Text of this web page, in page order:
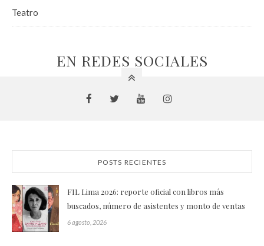
Teatro
EN REDES SOCIALES
POSTS RECIENTES
FIL Lima 2026: reporte oficial con libros más
buscados, número de asistentes y monto de ventas
6 agosto, 2026